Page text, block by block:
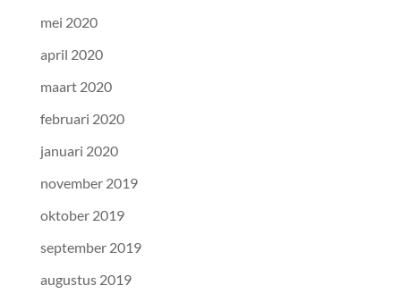
mei 2020
april 2020
maart 2020
februari 2020
januari 2020
november 2019
oktober 2019
september 2019
augustus 2019